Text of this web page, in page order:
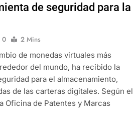
de seguridad para la
0
2 Mins
de monedas virtuales más
del mundo, ha recibido la
para el almacenamiento,
de las carteras digitales. Según el
Oficina de Patentes y Marcas